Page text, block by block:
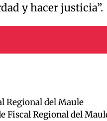
y hacer justicia”.
Regional del Maule
Fiscal Regional del